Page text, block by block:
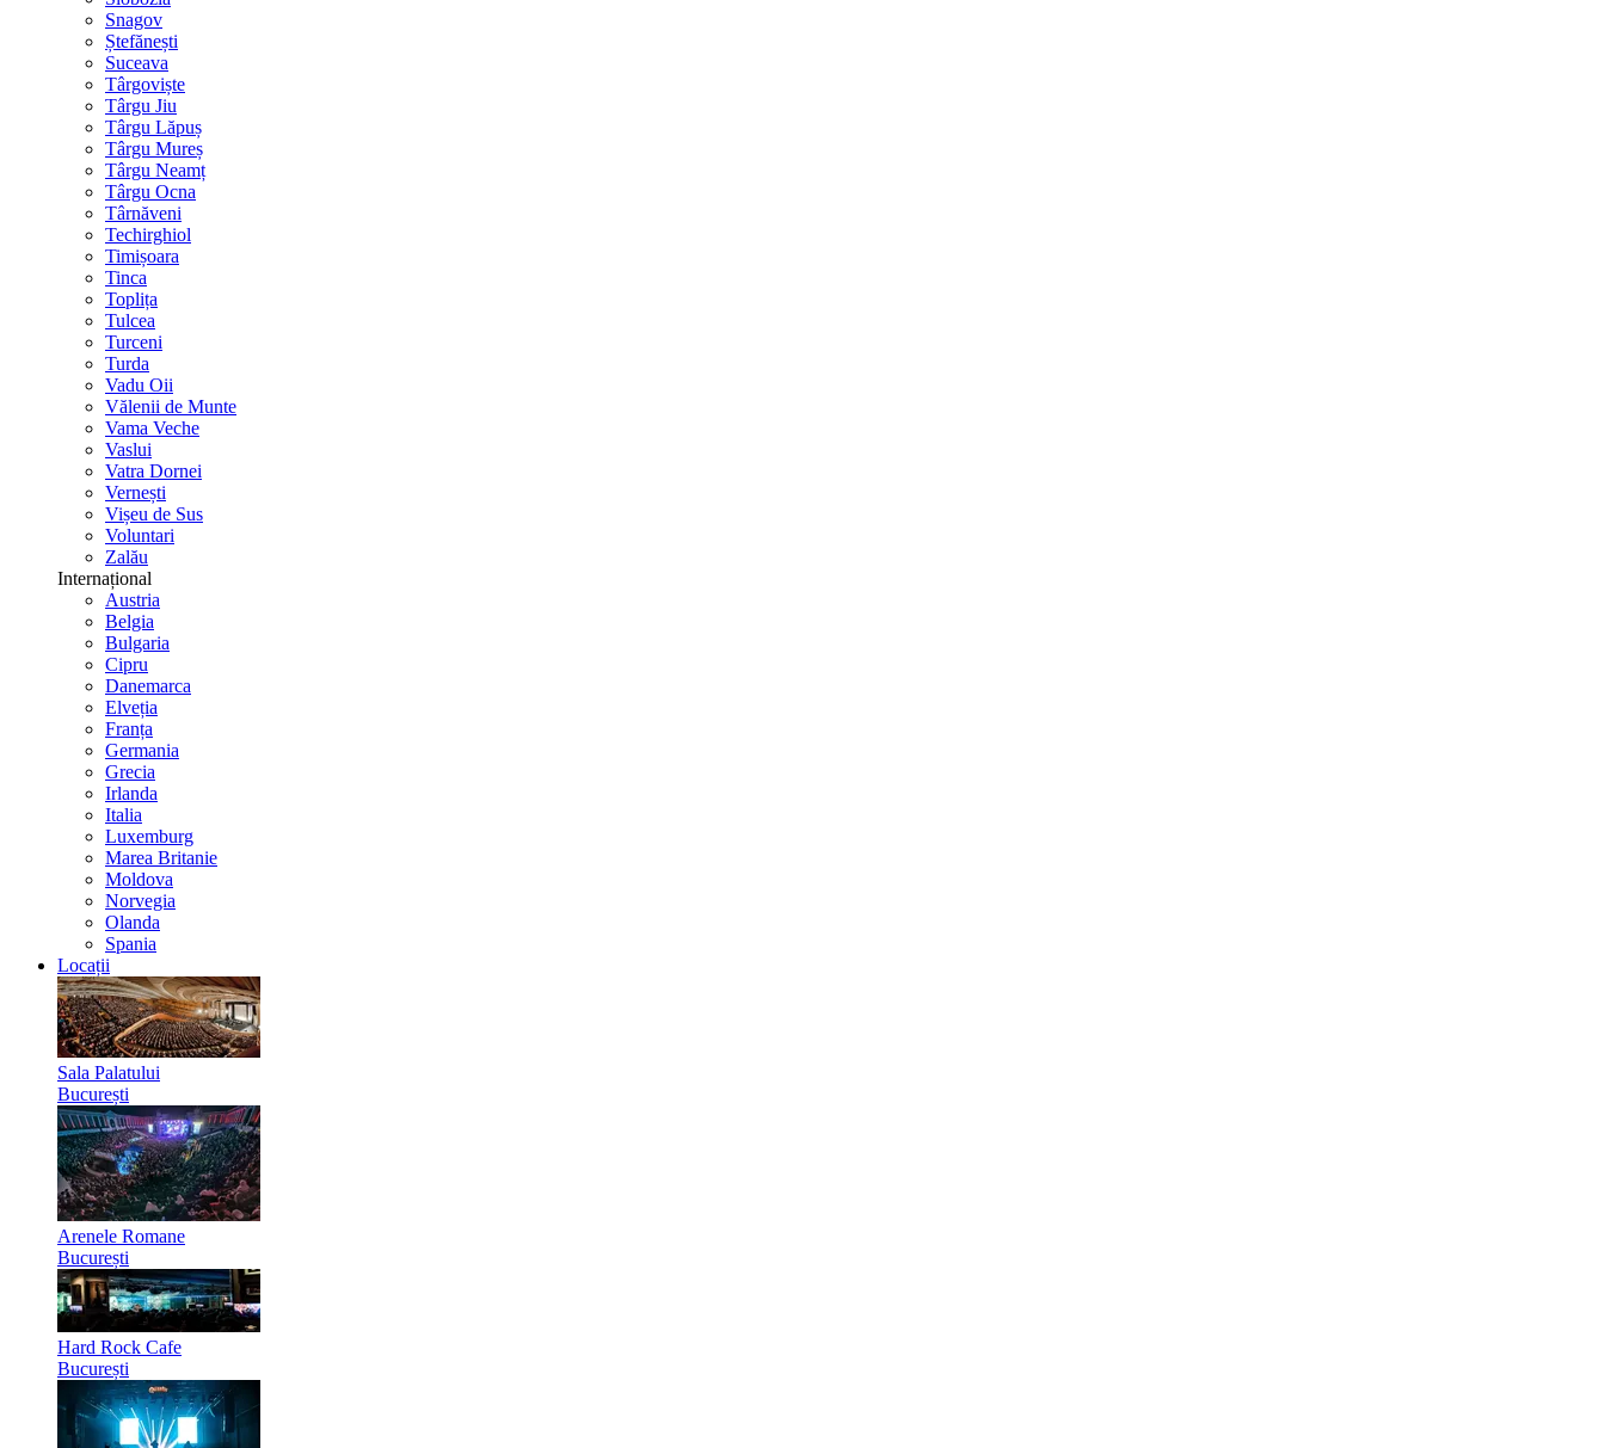
Snagov
Ștefănești
Suceava
Târgoviște
Târgu Jiu
Târgu Lăpuș
Târgu Mureș
Târgu Neamț
Târgu Ocna
Târnăveni
Techirghiol
Timișoara
Tinca
Toplița
Tulcea
Turceni
Turda
Vadu Oii
Vălenii de Munte
Vama Veche
Vaslui
Vatra Dornei
Vernești
Vișeu de Sus
Voluntari
Zalău
Internațional
Austria
Belgia
Bulgaria
Cipru
Danemarca
Elveția
Franța
Germania
Grecia
Irlanda
Italia
Luxemburg
Marea Britanie
Moldova
Norvegia
Olanda
Spania
Locații
Sala Palatului
București
Arenele Romane
București
Hard Rock Cafe
București